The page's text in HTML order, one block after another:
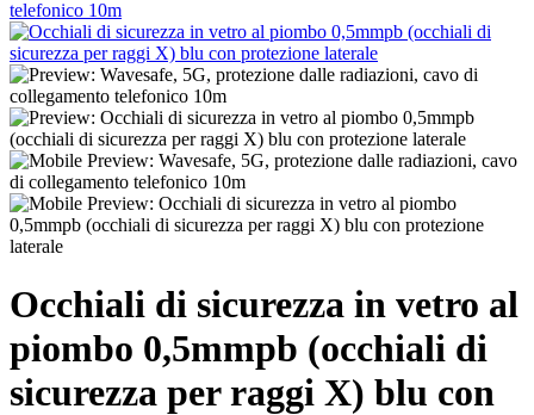
Occhiali di sicurezza in vetro al
piombo 0,5mmpb (occhiali di
sicurezza per raggi X) blu con